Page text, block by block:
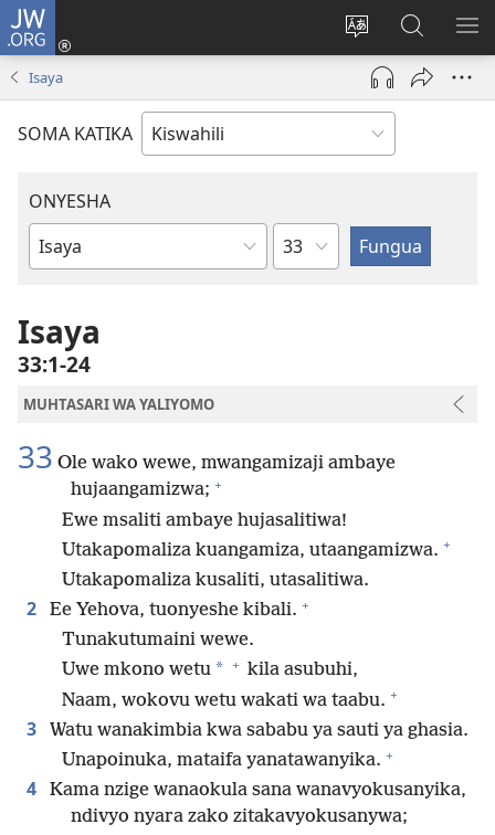
JW.ORG
Badili
lugha
ya
tovuti
Ingia
(opens
window)
Tafuta
Katika
JW.ORG
Isaya
SOMA KATIKA
ONYESHA
Kitabu
Sura
Isaya
33:1-24
MUHTASARI WA YALIYOMO
33 Ole wako wewe, mwangamizaji ambaye
hujaangamizwa; +
Ewe msaliti ambaye hujasalitiwa!
Utakapomaliza kuangamiza, utaangamizwa. +
Utakapomaliza kusaliti, utasalitiwa.
2 Ee Yehova, tuonyeshe kibali. +
Tunakutumaini wewe.
Uwe mkono wetu * + kila asubuhi,
Naam, wokovu wetu wakati wa taabu. +
3
Watu wanakimbia kwa sababu ya sauti ya ghasia.
Unapoinuka, mataifa yanatawanyika. +
4
Kama nzige wanaokula sana wanavyokusanyika,
ndivyo nyara zako zitakavyokusanywa;